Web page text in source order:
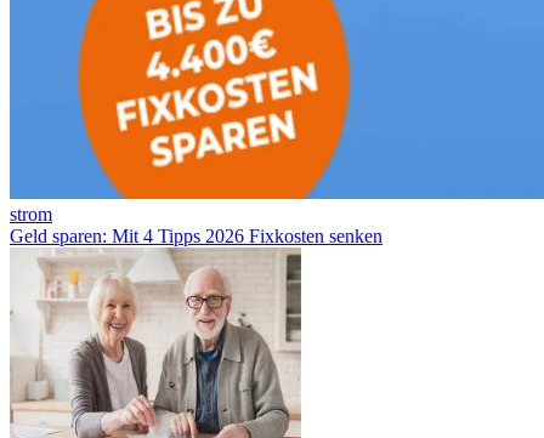
strom
Geld sparen: Mit 4 Tipps 2026 Fixkosten senken